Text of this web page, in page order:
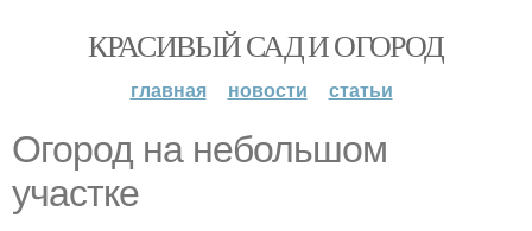
КРАСИВЫЙ САД И ОГОРОД
главная новости статьи
Огород на небольшом
участке